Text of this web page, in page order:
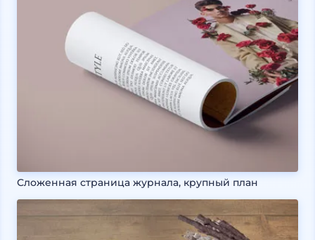
Сложенная страница журнала, крупный план